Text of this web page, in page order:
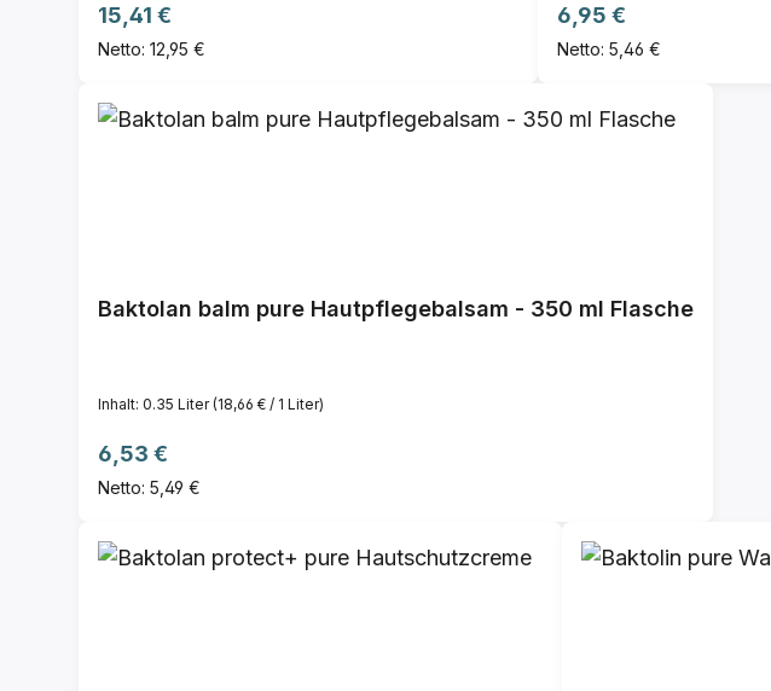
Regulärer Preis:
15,41 €
Netto: 12,95 €
Regulärer Preis:
6,95 €
Netto: 5,46 €
Baktolan balm pure Hautpflegebalsam - 350 ml Flasche
Inhalt: 0.35 Liter(18,66 € / 1 Liter)
Regulärer Preis:
6,53 €
Netto: 5,49 €